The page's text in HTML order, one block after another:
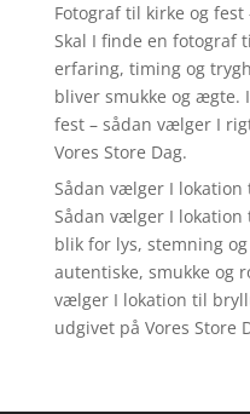
Fotograf til kirke og
Skal I finde en fotograf
erfaring, timing og
bliver smukke og ægte.
fest – sådan vælger I
Vores Store Dag.
Sådan vælger I
Sådan vælger I
blik for lys, stemning
autentiske, smukke og
vælger I lokation til
udgivet på Vores Store